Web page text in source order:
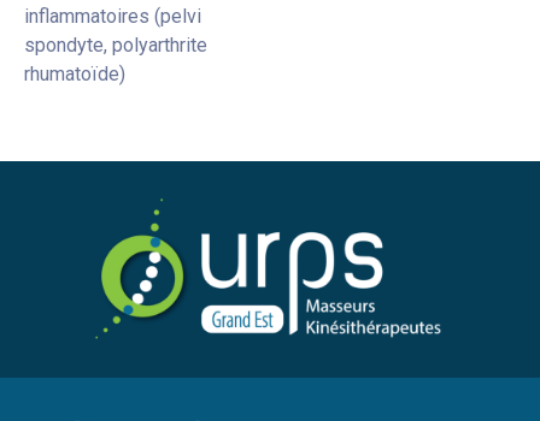
inflammatoires (pelvi
spondyte, polyarthrite
rhumatoïde)